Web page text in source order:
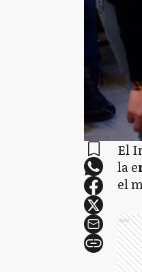
El
la e
el
Ads